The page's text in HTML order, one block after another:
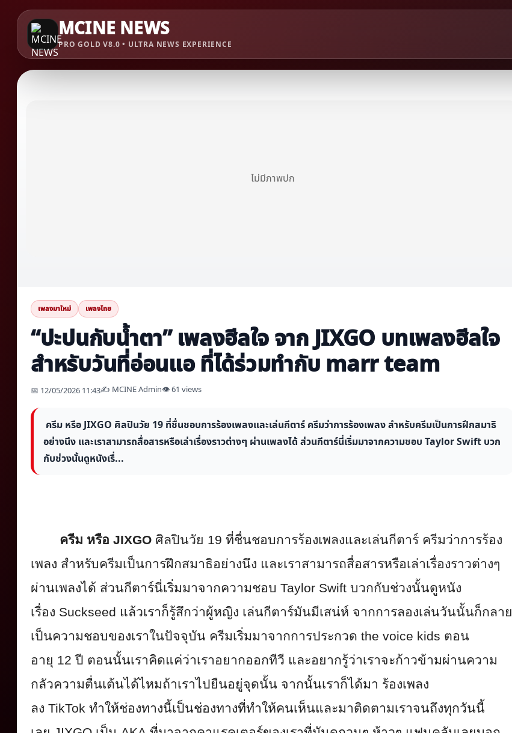
MCINE NEWS
PRO GOLD V8.0 • ULTRA NEWS EXPERIENCE
ไม่มีภาพปก
เพลงมาใหม่ เพลงไทย
“ปะปนกับน้ำตา” เพลงฮีลใจ จาก JIXGO บทเพลงฮีลใจ
สำหรับวันที่อ่อนแอ ที่ได้ร่วมทำกับ marr team
📅 12/05/2026 11:43✍️ MCINE Admin👁 61 views
ครีม หรือ JIXGO ศิลปินวัย 19 ที่ชื่นชอบการร้องเพลงและเล่นกีตาร์ ครีมว่าการร้องเพลง สำหรับครีมเป็นการฝึกสมาธิ
อย่างนึง และเราสามารถสื่อสารหรือเล่าเรื่องราวต่างๆ ผ่านเพลงได้ ส่วนกีตาร์นี่เริ่มมาจากความชอบ Taylor Swift บวก
กับช่วงนั้นดูหนังเรื่...
ครีม หรือ JIXGO ศิลปินวัย 19 ที่ชื่นชอบการร้องเพลงและเล่นกีตาร์ ครีมว่าการร้อง
เพลง สำหรับครีมเป็นการฝึกสมาธิอย่างนึง และเราสามารถสื่อสารหรือเล่าเรื่องราวต่างๆ
ผ่านเพลงได้ ส่วนกีตาร์นี่เริ่มมาจากความชอบ Taylor Swift บวกกับช่วงนั้นดูหนัง
เรื่อง Suckseed แล้วเราก็รู้สึกว่าผู้หญิง เล่นกีตาร์มันมีเสน่ห์ จากการลองเล่นวันนั้นก็กลาย
เป็นความชอบของเราในปัจจุบัน ครีมเริ่มมาจากการประกวด the voice kids ตอน
อายุ 12ปี ตอนนั้นเราคิดแค่ว่าเราอยากออกทีวี และอยากรู้ว่าเราจะก้าวข้ามผ่านความ
กลัวความตื่นเต้นได้ไหมถ้าเราไปยืนอยู่จุดนั้น จากนั้นเราก็ได้มา ร้องเพลง
ลง TikTok ทำให้ช่องทางนี้เป็นช่องทางที่ทำให้คนเห็นและมาติดตามเราจนถึงทุกวันนี้